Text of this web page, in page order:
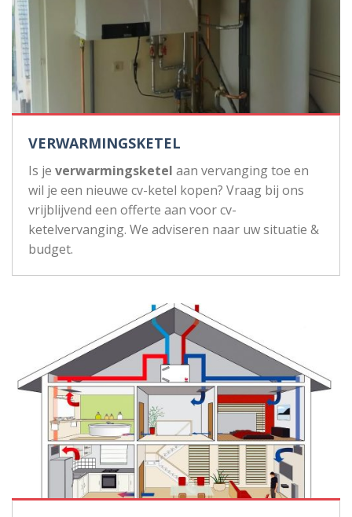
VERWARMINGSKETEL
Is je verwarmingsketel aan vervanging toe en
wil je een nieuwe cv-ketel kopen? Vraag bij ons
vrijblijvend een offerte aan voor cv-
ketelvervanging. We adviseren naar uw situatie &
budget.